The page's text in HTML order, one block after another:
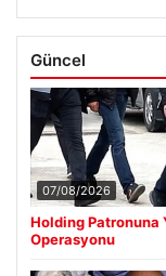
Güncel
07/08/2026
Holding Patronuna
Operasyonu